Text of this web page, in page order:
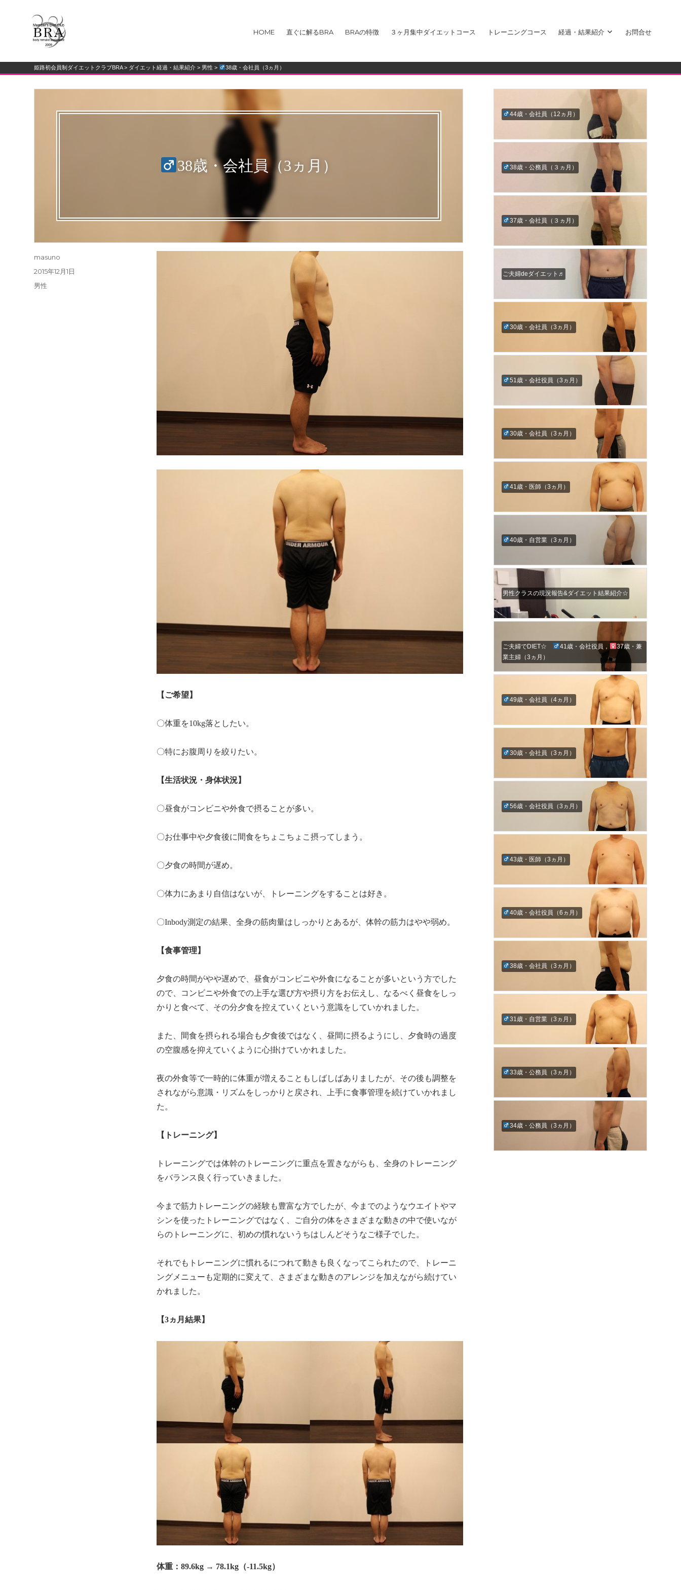
姫路初会員制ダイエットクラブBRA
HOME 直ぐに解るBRA BRAの特徴 ３ヶ月集中ダイエットコース トレーニングコース 経過・結果紹介 お問合せ
姫路初会員制ダイエットクラブBRA> ダイエット経過・結果紹介 > 男性 > 38歳・会社員（3ヵ月）
38歳・会社員（3ヵ月）
【ご希望】
〇体重を10kg落としたい。
〇特にお腹周りを絞りたい。
【生活状況・身体状況】
〇昼食がコンビニや外食で摂ることが多い。
〇お仕事中や夕食後に間食をちょこちょこ摂ってしまう。
〇夕食の時間が遅め。
〇体力にあまり自信はないが、トレーニングをすることは好き。
〇Inbody測定の結果、全身の筋肉量はしっかりとあるが、体幹の筋力はやや弱め。
【食事管理】
夕食の時間がやや遅めで、昼食がコンビニや外食になることが多いという方でした
ので、コンビニや外食での上手な選び方や摂り方をお伝えし、なるべく昼食をしっ
かりと食べて、その分夕食を控えていくという意識をしていかれました。
また、間食を摂られる場合も夕食後ではなく、昼間に摂るようにし、夕食時の過度
の空腹感を抑えていくように心掛けていかれました。
夜の外食等で一時的に体重が増えることもしばしばありましたが、その後も調整を
されながら意識・リズムをしっかりと戻され、上手に食事管理を続けていかれまし
た。
【トレーニング】
トレーニングでは体幹のトレーニングに重点を置きながらも、全身のトレーニング
をバランス良く行っていきました。
今まで筋力トレーニングの経験も豊富な方でしたが、今までのようなウエイトやマ
シンを使ったトレーニングではなく、ご自分の体をさまざまな動きの中で使いなが
らのトレーニングに、初めの慣れないうちはしんどそうなご様子でした。
それでもトレーニングに慣れるにつれて動きも良くなってこられたので、トレーニ
ングメニューも定期的に変えて、さまざまな動きのアレンジを加えながら続けてい
かれました。
【3ヵ月結果】
体重：89.6kg → 78.1kg（‐11.5kg）
投
稿
masuno
投
稿
2015年12月1日
カ
男性
44歳・会社員（12ヵ月）
38歳・公務員（３ヵ月）
37歳・会社員（３ヵ月）
ご夫婦deダイエット♬
30歳・会社員（3ヵ月）
51歳・会社役員（3ヵ月）
30歳・会社員（3ヵ月）
41歳・医師（3ヵ月）
40歳・自営業（3ヵ月）
男性クラスの現況報告&ダイエット結果紹介☆
ご夫婦でDIET☆ 41歳・会社役員，
37歳・兼
業主婦（3ヵ月）
49歳・会社員（4ヵ月）
30歳・会社員（3ヵ月）
56歳・会社役員（3ヵ月）
43歳・医師（3ヵ月）
40歳・会社役員（6ヵ月）
38歳・会社員（3ヵ月）
31歳・自営業（3ヵ月）
33歳・公務員（3ヵ月）
34歳・公務員（3ヵ月）